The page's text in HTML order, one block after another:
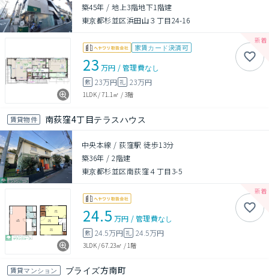
築45年 /地上3階地下1階建
東京都杉並区浜田山３丁目24-16
家賃カード決済可
23 万円 /管理費なし
敷 23万円 礼 23万円
1LDK/71.1㎡ /3階
賃貸物件 南荻窪4丁目テラスハウス
中央本線 / 荻窪駅 徒歩13分
築36年 /2階建
東京都杉並区南荻窪４丁目3-5
24.5 万円 /管理費なし
敷 24.5万円 礼 24.5万円
3LDK/67.23㎡ /1階
賃貸マンション ブライズ方南町